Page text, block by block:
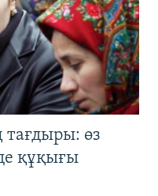
тағдыры: өз
құқығы